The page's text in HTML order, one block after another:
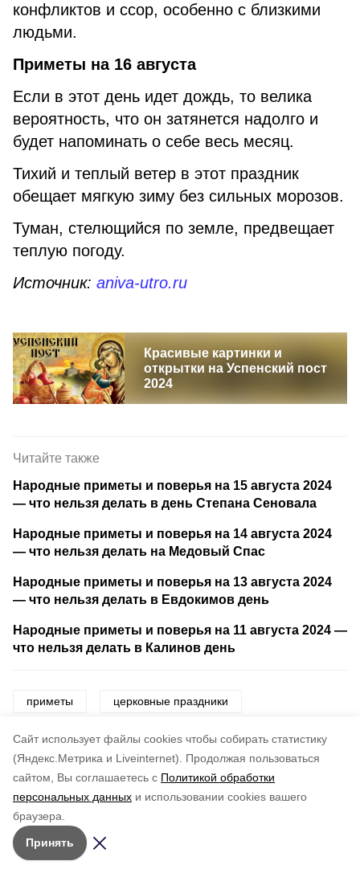
Cайт использует файлы cookies чтобы собирать статистику
(Яндекс.Метрика и Liveinternet).
Продолжая пользоваться
сайтом, Вы соглашаетесь с Политикой обработки
персональных данных и использовании cookies вашего
браузера.
Принять
конфликтов и ссор, особенно с близкими
людьми.
Приметы на 16 августа
Если в этот день идет дождь, то велика
вероятность, что он затянется надолго и
будет напоминать о себе весь месяц.
Тихий и теплый ветер в этот праздник
обещает мягкую зиму без сильных морозов.
Туман, стелющийся по земле, предвещает
теплую погоду.
Источник: aniva-utro.ru
Красивые картинки и
открытки на Успенский пост
2024
Читайте также
Народные приметы и поверья на 15 августа 2024
— что нельзя делать в день Степана Сеновала
Народные приметы и поверья на 14 августа 2024
— что нельзя делать на Медовый Спас
Народные приметы и поверья на 13 августа 2024
— что нельзя делать в Евдокимов день
Народные приметы и поверья на 11 августа 2024 —
что нельзя делать в Калинов день
приметы церковные праздники
церковный праздник церковь праздник
по оценке
5